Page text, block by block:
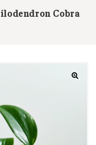
Cobra